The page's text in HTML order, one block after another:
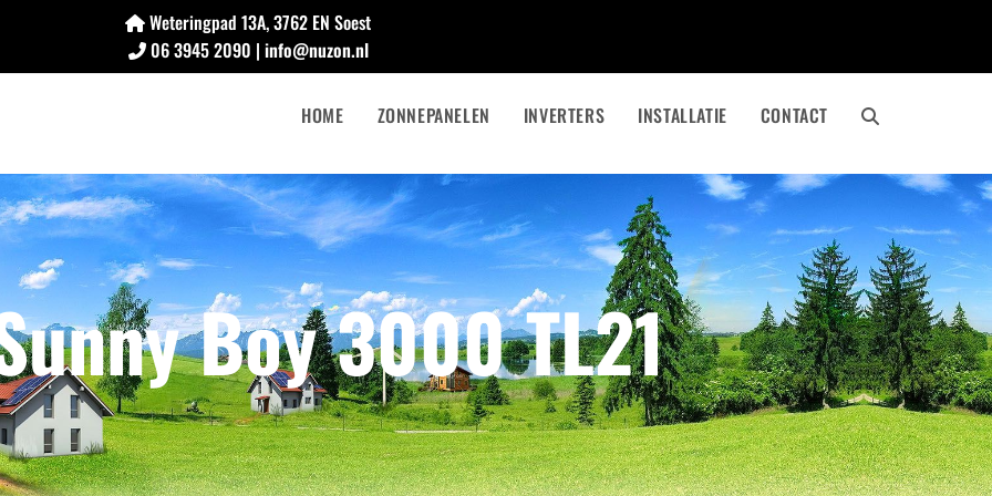
Weteringpad 13A, 3762 EN Soest
06 3945 2090 | info@nuzon.nl
HOME ZONNEPANELEN INVERTERS INSTALLATIE CONTACT
Boy 3000 TL21